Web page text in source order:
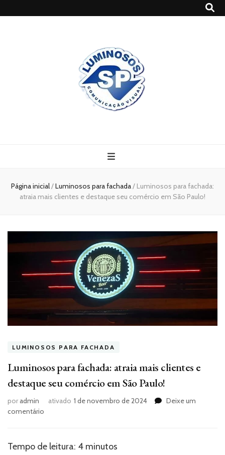
Página inicial/Luminosos para fachada/ Luminosos para fachada:
atraia mais clientes e destaque seu comércio em São Paulo!
LUMINOSOS PARA FACHADA
Luminosos para fachada: atraia mais clientes e
destaque seu comércio em São Paulo!
poradmin ativado 1 de novembro de 2024
Deixe um
comentário
fachada:
Tempo de leitura: 4 minutos